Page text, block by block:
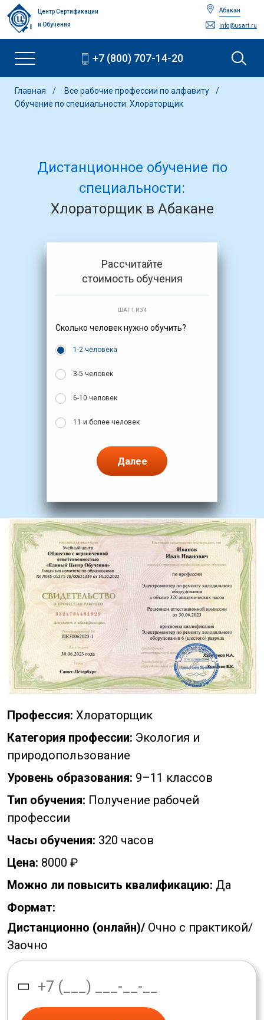
Центр Сертификации
и Обучения
Абакан
info@usart.ru
+7 (800) 707-14-20
Главная
Все рабочие профессии по алфавиту
Обучение по специальности: Хлораторщик
Дистанционное обучение по
специальности:
Хлораторщик в Абакане
Рассчитайте
стоимость обучения
ШАГ 1 ИЗ 4
Сколько человек нужно обучить?
1-2 человека
3-5 человек
6-10 человек
11 и более человек
Далее
Профессия: Хлораторщик
Категория профессии: Экология и
природопользование
Уровень образования: 9–11 классов
Тип обучения: Получение рабочей
профессии
Часы обучения: 320 часов
Цена: 8000 ₽
Можно ли повысить квалификацию: Да
Формат:
Дистанционно (онлайн)/ Очно с практикой/
Заочно